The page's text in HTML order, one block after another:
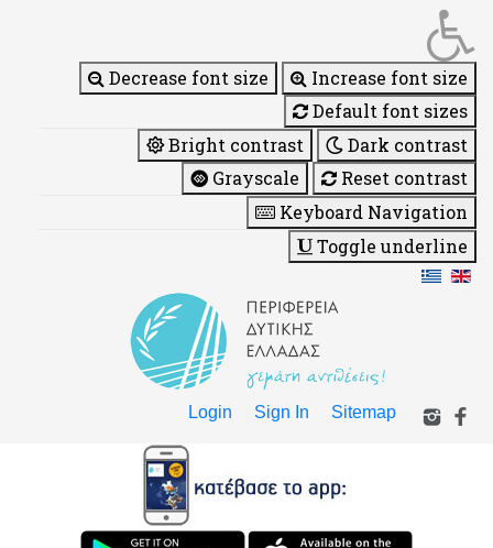
Decrease font size
Increase font size
Default font sizes
Bright contrast
Dark contrast
Grayscale
Reset contrast
Keyboard Navigation
Toggle underline
Login Sign In Sitemap